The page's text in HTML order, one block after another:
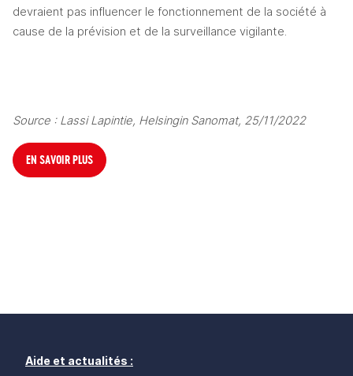
devraient pas influencer le fonctionnement de la société à
cause de la prévision et de la surveillance vigilante.
Source : Lassi Lapintie, Helsingin Sanomat, 25/11/2022
EN SAVOIR PLUS
Aide et actualités :